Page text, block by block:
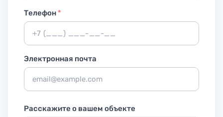
Телефон*
Электронная почта
Расскажите о вашем объекте